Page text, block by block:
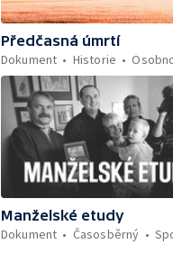
Předčasná úmrtí
Dokument
Historie
Manželské etudy
Dokument
Časosběrný